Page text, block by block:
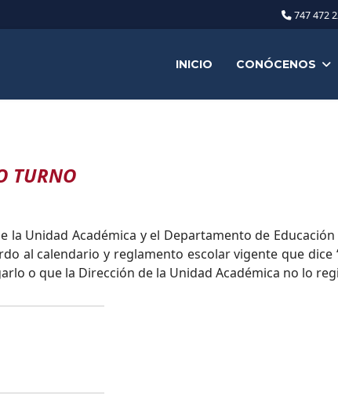
747 472
INICIO CONÓCENOS
TURNO
Unidad Académica y el Departamento de
al calendario y reglamento escolar vigente que
o que la Dirección de la Unidad Académica no lo